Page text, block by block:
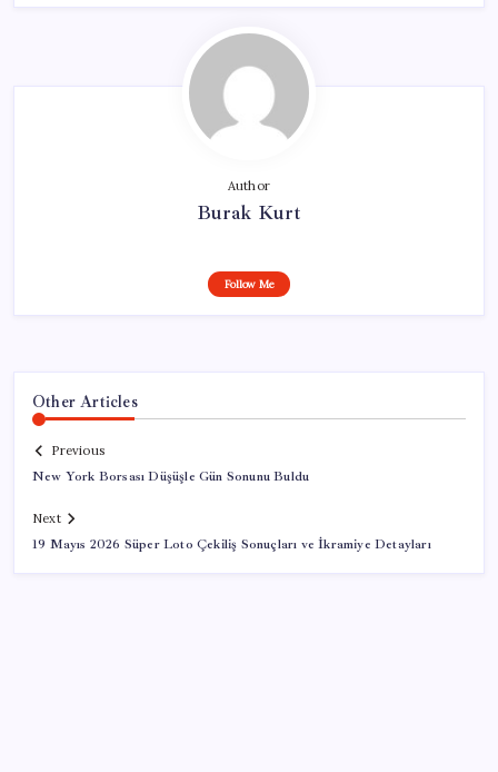
Author
Burak Kurt
Follow Me
Other Articles
Previous
New York Borsası Düşüşle Gün Sonunu Buldu
Next
19 Mayıs 2026 Süper Loto Çekiliş Sonuçları ve İkramiye Detayları